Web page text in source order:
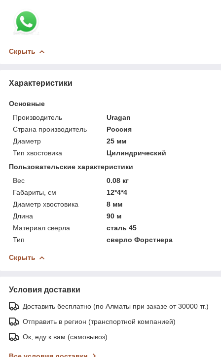
Скрыть
Характеристики
Основные
Производитель
Uragan
Страна производитель
Россия
Диаметр
25 мм
Тип хвостовика
Цилиндрический
Пользовательские характеристики
Вес
0.08 кг
Габариты, см
12*4*4
Диаметр хвостовика
8 мм
Длина
90 м
Материал сверла
сталь 45
Тип
сверло Форстнера
Скрыть
Условия доставки
Доставить бесплатно (по Алматы при заказе от 30000 тг.)
Отправить в регион (транспортной компанией)
Ок, еду к вам (самовывоз)